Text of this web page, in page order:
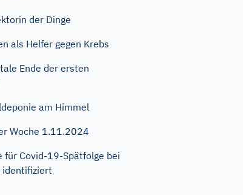
der Dinge
als Helfer gegen Krebs
Ende der ersten
am Himmel
Woche 1.11.2024
für Covid-19-Spätfolge bei
identifiziert